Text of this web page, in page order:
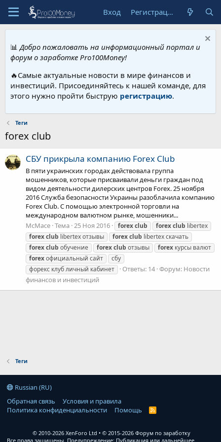
Вход Регистрация
📊 Добро пожаловать на информационный портал и
форум о заработке Pro100Money!
🔥Самые актуальные новости в мире финансов и
инвестиций. Присоединяйтесь к нашей команде, для
этого нужно пройти быструю регистрацию.
Теги
forex club
СБУ прикрыла компанию Forex Club
В пяти украинских городах действовала группа
мошенников, которые присваивали деньги граждан под
видом деятельности дилерских центров Forex. 25 ноября
2016 Служба безопасности Украины разоблачила компанию
Forex Club. C помощью электронной торговли на
международном валютном рынке, мошенники...
McMace Тема 25 Ноя 2016 forexclub forexclub libertex
forexclub libertex отзывы forexclub libertex скачать
forexclub обучение forexclub отзывы forex курсы валют
forexофициальный сайт
сбу
форекс клуб личный кабинет
Ответы: 14 Форум: Новости
финансов и инвестиций
Теги
Russian (RU)
Обратная связь
Условия и правила
Политика конфиденциальности
Помощь
R
© 2010-2026 XenForo Ltd
© 2015-2026 Форум по заработку
Все права защищены. Предупреждение: Публикация или дальнейшее